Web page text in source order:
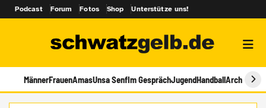
Podcast Forum Fotos Shop Unterstütze uns!
MännerFrauenAmasUnsa SenfIm GesprächJugendHandballArchiv